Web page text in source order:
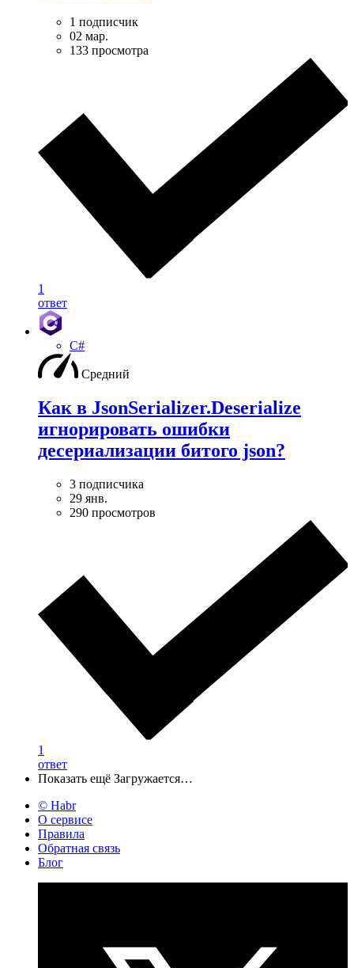
1 подписчик
02 мар.
133 просмотра
1
ответ
C#
Средний
Как в JsonSerializer.Deserialize
игнорировать ошибки
десериализации битого json?
3 подписчика
29 янв.
290 просмотров
1
ответ
Показать ещё Загружается…
© Habr
О сервисе
Правила
Обратная связь
Блог